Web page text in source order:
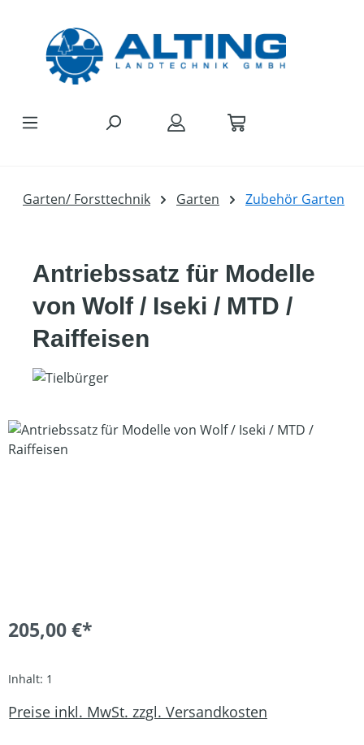
Garten/ Forsttechnik Garten Zubehör Garten
Antriebssatz für Modelle
von Wolf / Iseki / MTD /
Raiffeisen
Bildergalerie überspringen
205,00 €*
Inhalt: 1
Preise inkl. MwSt. zzgl. Versandkosten